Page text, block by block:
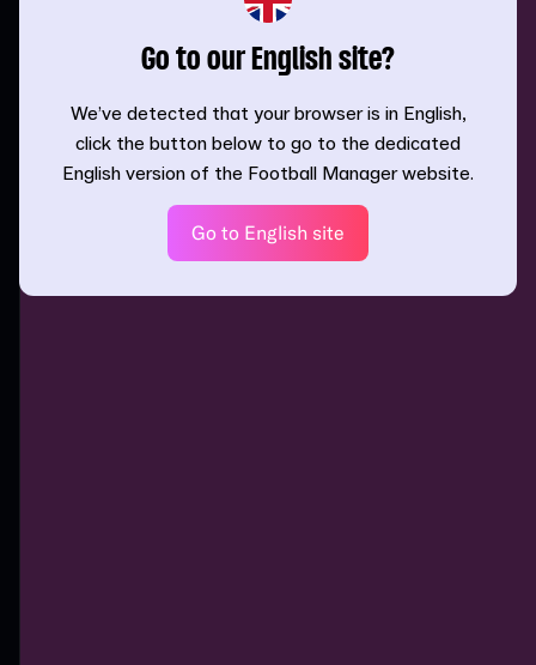
Go to our English site?
We’ve detected that your browser is in English,
click the button below to go to the dedicated
English version of the Football Manager website.
Go to English site